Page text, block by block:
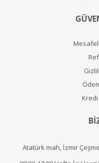
Kredi
Atatürk mah, İzmir